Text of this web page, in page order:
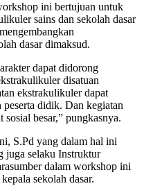
ini bertujuan untuk
sains dan sekolah dasar
dasar dimaksud.
dapat didorong
disatuan
ekstrakulikuler dapat
didik. Dan kegiatan
besar,” pungkasnya.
S.Pd yang dalam hal ini
juga selaku Instruktur
dalam workshop ini
sekolah dasar.